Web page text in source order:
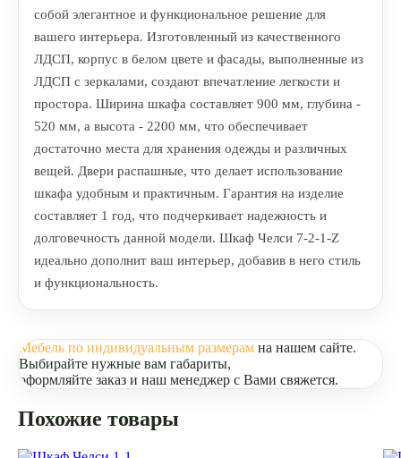
собой элегантное и функциональное решение для
вашего интерьера. Изготовленный из качественного
ЛДСП, корпус в белом цвете и фасады, выполненные из
ЛДСП с зеркалами, создают впечатление легкости и
простора. Ширина шкафа составляет 900 мм, глубина -
520 мм, а высота - 2200 мм, что обеспечивает
достаточно места для хранения одежды и различных
вещей. Двери распашные, что делает использование
шкафа удобным и практичным. Гарантия на изделие
составляет 1 год, что подчеркивает надежность и
долговечность данной модели. Шкаф Челси 7-2-1-Z
идеально дополнит ваш интерьер, добавив в него стиль
и функциональность.
Мебель по индивидуальным размерам на нашем сайте.
Выбирайте нужные вам габариты,
оформляйте заказ и наш менеджер с Вами свяжется.
Похожие товары